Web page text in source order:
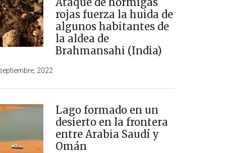
rojas fuerza la huida de
algunos habitantes de
la aldea de
Brahmansahi (India)
2022
Lago formado en un
desierto en la frontera
entre Arabia Saudí y
Omán